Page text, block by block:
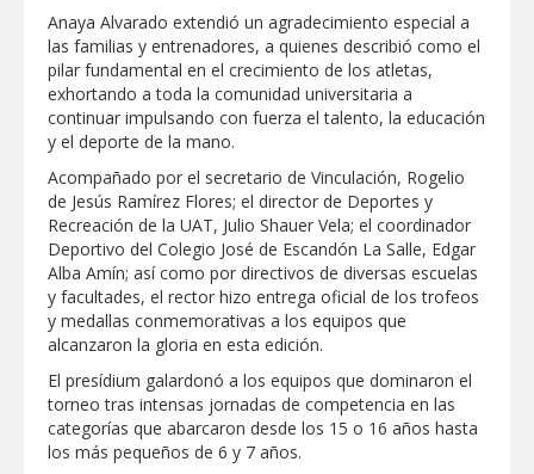
Lleva gobierno de Reynosa programa
"Acción y Conciencia" a colonia
Integración Familiar
Anaya Alvarado extendió un agradecimiento especial a
las familias y entrenadores, a quienes describió como el
pilar fundamental en el crecimiento de los atletas,
exhortando a toda la comunidad universitaria a
continuar impulsando con fuerza el talento, la educación
y el deporte de la mano.
Acompañado por el secretario de Vinculación, Rogelio
de Jesús Ramírez Flores; el director de Deportes y
Recreación de la UAT, Julio Shauer Vela; el coordinador
Deportivo del Colegio José de Escandón La Salle, Edgar
Alba Amín; así como por directivos de diversas escuelas
y facultades, el rector hizo entrega oficial de los trofeos
y medallas conmemorativas a los equipos que
alcanzaron la gloria en esta edición.
El presídium galardonó a los equipos que dominaron el
torneo tras intensas jornadas de competencia en las
categorías que abarcaron desde los 15 o 16 años hasta
los más pequeños de 6 y 7 años.